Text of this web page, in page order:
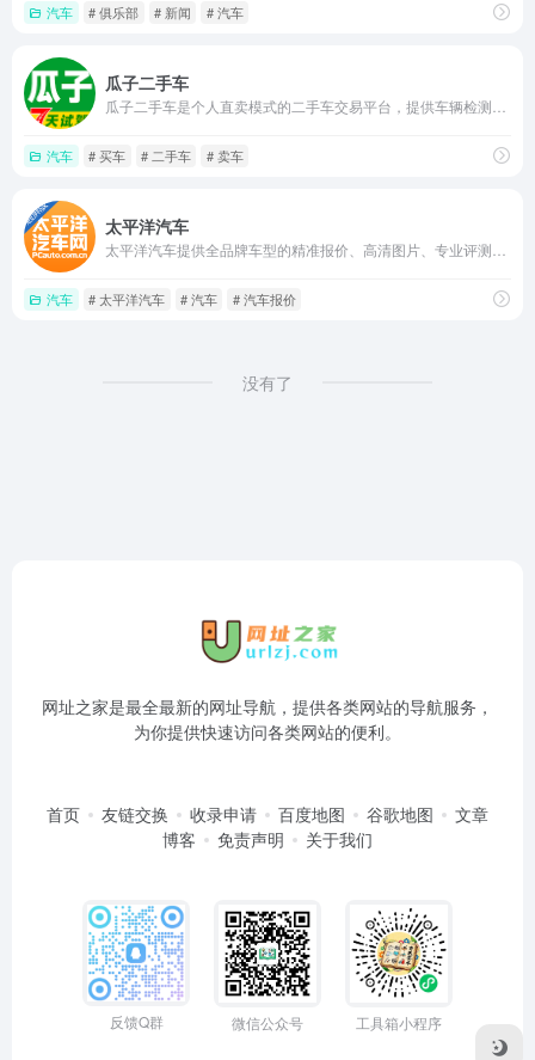
汽车 # 俱乐部 # 新闻 # 汽车
瓜子二手车
汽车 # 买车 # 二手车 # 卖车
太平洋汽车
汽车 # 太平洋汽车 # 汽车 # 汽车报价
没有了
网址之家是最全最新的网址导航，提供各类网站的导航服务，
为你提供快速访问各类网站的便利。
首页 友链交换 收录申请 百度地图 谷歌地图
文章
博客
免责声明 关于我们
反馈Q群 微信公众号 工具箱小程序